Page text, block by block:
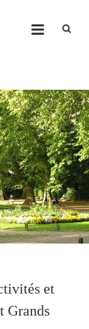
et
Grands